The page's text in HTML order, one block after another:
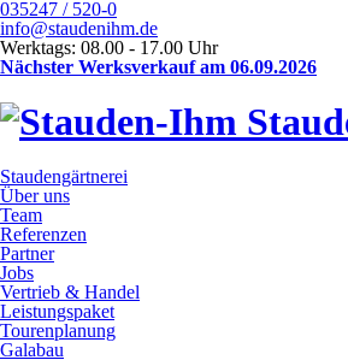
035247 / 520-0
info@staudenihm.de
Werktags: 08.00 - 17.00 Uhr
Nächster Werksverkauf am 06.09.2026
Staudengärtnerei
Über uns
Team
Referenzen
Partner
Jobs
Vertrieb & Handel
Leistungspaket
Tourenplanung
Galabau